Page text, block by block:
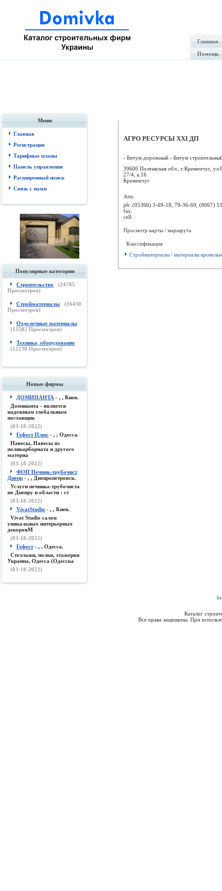
Главная
Помощь
Меню
Главная
Регистрация
Тарифные планы
Панель управления
Расширенный поиск
Связь с нами
Популярные категории
Строительство (24785
Просмотров)
Стройматериалы (16430
Просмотров)
Отделочные материалы
(13502 Просмотров)
Техника, оборудование
(12230 Просмотров)
Новые фирмы
ДОМИНАНТА - , , Киев.
Доминанта - является
надежным глобальным
поставщик
(03-18-2022)
Гефест Плюс - , , Одесса.
Навесы, Навесы из
поликарборната и другого
материа
(03-18-2022)
ФОП Печник-трубочист
Днепр - , , Днепропетровск.
Услуги печника-трубочиста
по Днепру и области : ст
(03-18-2022)
VivatStudio - , , Киев.
Vivat Studio салон
уникальных интерьерных
декоровМ
(03-18-2022)
Гефест- , , Одесса.
Стеллажи, полки, этажерки
Украина, Одесса (Одесска
(03-18-2022)
АГРО РЕСУРСЫ XXI ДП
- Битум дорожный - Битум
39600 Полтавская обл., г.Кременчуг,
27/4, к.16
Кременчуг
Attn:
ph: (05366) 3-69-18, 79-36-69, (8067)
fax:
cell:
Просмотр карты / маршрута
Классификация
Стройматериалы / материалы
Каталог
Все права защищены. При